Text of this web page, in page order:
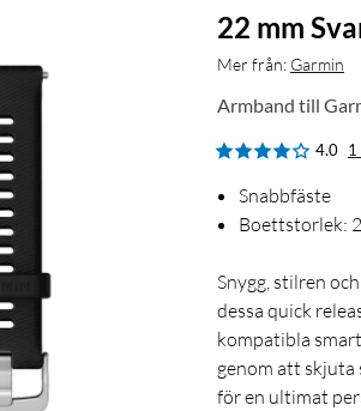
22 mm
Mer från: Garmin
Armband till
4.0 1
Snabbfäste
Boettstorlek:
Snygg, stilren
dessa quick
kompatibla
genom att
för en ultimat